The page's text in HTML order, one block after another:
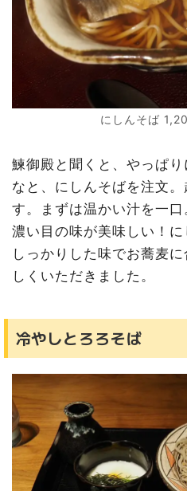
にしんそば
鰊御殿と聞くと、やっぱ
なと、にしんそばを注文
す。まずは温かい汁を一
濃い目の味が美味しい！に
しっかりした味でお蕎麦
しくいただきました。
冷やしとろろそば